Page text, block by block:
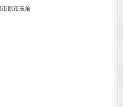
原市玉前